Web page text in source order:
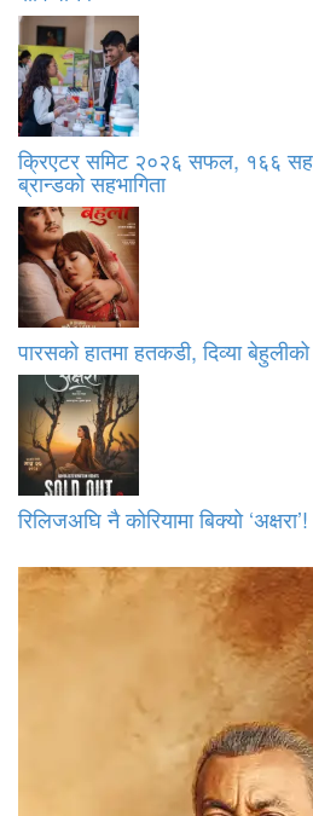
क्रिएटर समिट २०२६ सफल, १६६
ब्रान्डको सहभागिता
पारसको हातमा हतकडी, दिव्या
रिलिजअघि नै कोरियामा बिक्यो ‘अक्षरा’!